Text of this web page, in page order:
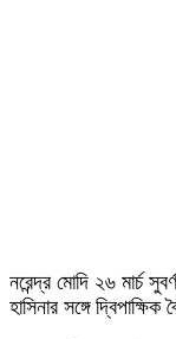
নরেন্দ্র মোদি ২৬ মার্চ
হাসিনার সঙ্গে